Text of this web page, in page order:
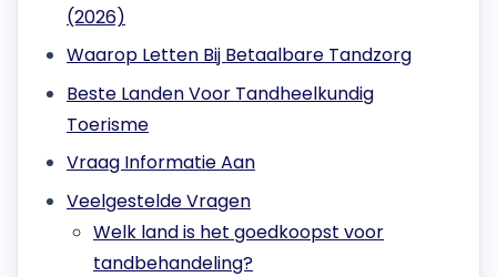
(2026)
Waarop Letten Bij Betaalbare Tandzorg
Beste Landen Voor Tandheelkundig
Toerisme
Vraag Informatie Aan
Veelgestelde Vragen
Welk land is het goedkoopst voor
tandbehandeling?